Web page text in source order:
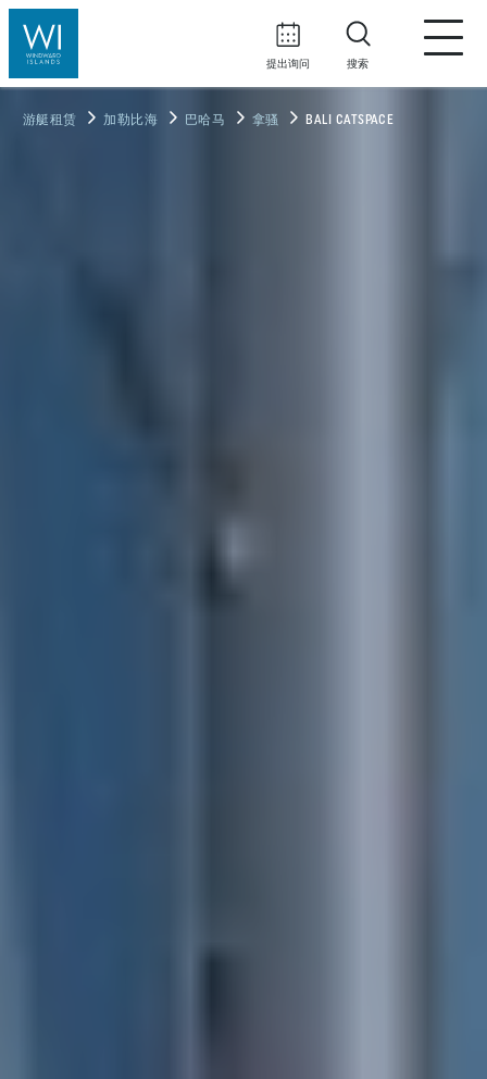
提出询问 搜索
游艇租赁 加勒比海 巴哈马 拿骚 BALI CATSPACE